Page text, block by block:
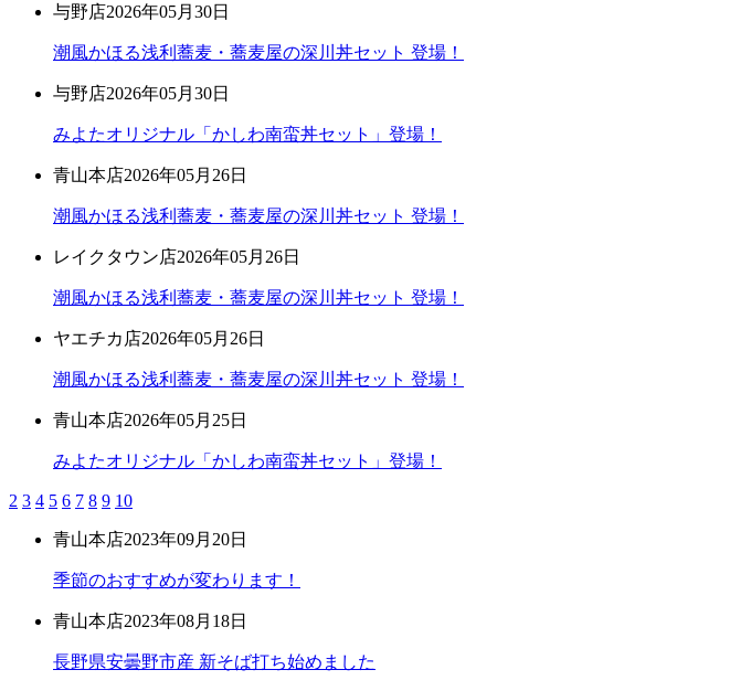
与野店2026年05月30日
潮風かほる浅利蕎麦・蕎麦屋の深川丼セット 登場！
与野店2026年05月30日
みよたオリジナル「かしわ南蛮丼セット」登場！
青山本店2026年05月26日
潮風かほる浅利蕎麦・蕎麦屋の深川丼セット 登場！
レイクタウン店2026年05月26日
潮風かほる浅利蕎麦・蕎麦屋の深川丼セット 登場！
ヤエチカ店2026年05月26日
潮風かほる浅利蕎麦・蕎麦屋の深川丼セット 登場！
青山本店2026年05月25日
みよたオリジナル「かしわ南蛮丼セット」登場！
2 3 4 5 6 7 8 9 10
青山本店2023年09月20日
季節のおすすめが変わります！
青山本店2023年08月18日
長野県安曇野市産 新そば打ち始めました